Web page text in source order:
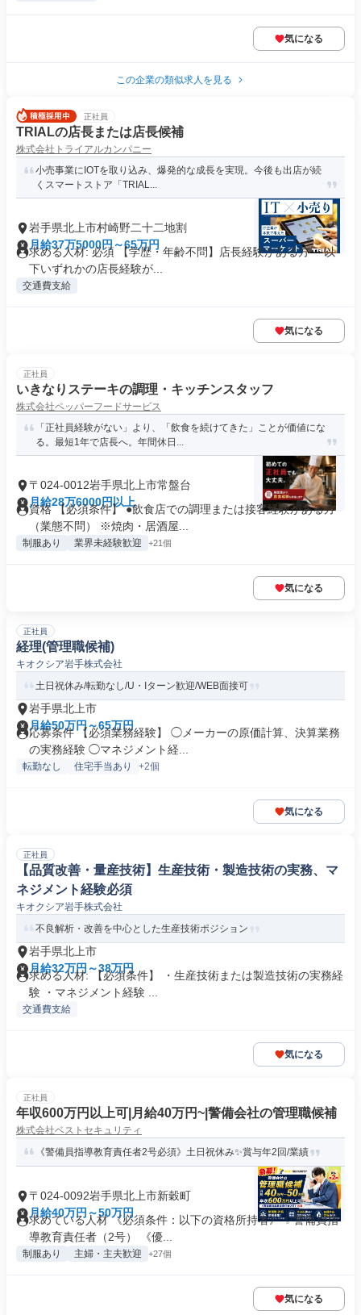
気になる
この企業の類似求人を見る
正社員
TRIALの店長または店長候補
株式会社トライアルカンパニー
小売事業にIOTを取り込み、爆発的な成長を実現。今後も出店が続
くスマートストア「TRIAL...
岩手県北上市村崎野二十二地割
月給37万5000円～65万円
求める人材: 必須 【学歴・年齢不問】店長経験がある方 ～以
下いずれかの店長経験が...
交通費支給
気になる
正社員
いきなりステーキの調理・キッチンスタッフ
株式会社ペッパーフードサービス
「正社員経験がない」より、「飲食を続けてきた」ことが価値にな
る。最短1年で店長へ。年間休日...
〒024-0012岩手県北上市常盤台
月給28万6000円以上
資格 【必須条件】 ●飲食店での調理または接客経験がある方
（業態不問） ※焼肉・居酒屋...
制服あり 業界未経験歓迎 +21個
気になる
正社員
経理(管理職候補)
キオクシア岩手株式会社
土日祝休み/転勤なし/U・Iターン歓迎/WEB面接可
岩手県北上市
月給50万円～65万円
応募条件 【必須業務経験】 ◯メーカーの原価計算、決算業務
の実務経験 ◯マネジメント経...
転勤なし 住宅手当あり +2個
気になる
正社員
【品質改善・量産技術】生産技術・製造技術の実務、マ
ネジメント経験必須
キオクシア岩手株式会社
不良解析・改善を中心とした生産技術ポジション
岩手県北上市
月給32万円～38万円
求める人材: 【必須条件】 ・生産技術または製造技術の実務経
験 ・マネジメント経験 ...
交通費支給
気になる
正社員
年収600万円以上可|月給40万円~|警備会社の管理職候補
株式会社ベストセキュリティ
《警備員指導教育責任者2号必須》土日祝休み✨賞与年2回/業績
〒024-0092岩手県北上市新穀町
月給40万円～50万円
求めている人材 《必須条件：以下の資格所持者》 ✨警備員指
導教育責任者（2号） 《優...
制服あり 主婦・主夫歓迎 +27個
気になる